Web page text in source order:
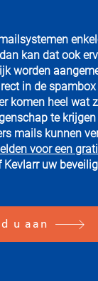
kan dat ook
worden
in de
komen heel wat
te
mails kunnen
voor een
uw
u aan